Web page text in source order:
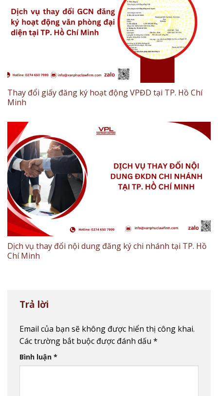
Thay đổi giấy đăng ký hoạt động VPĐD tại TP. Hồ Chí
Minh
Dịch vụ thay đổi nội dung đăng ký chi nhánh tại TP. Hồ
Chí Minh
Trả lời
Email của bạn sẽ không được hiển thị công khai.
Các trường bắt buộc được đánh dấu *
Bình luận *